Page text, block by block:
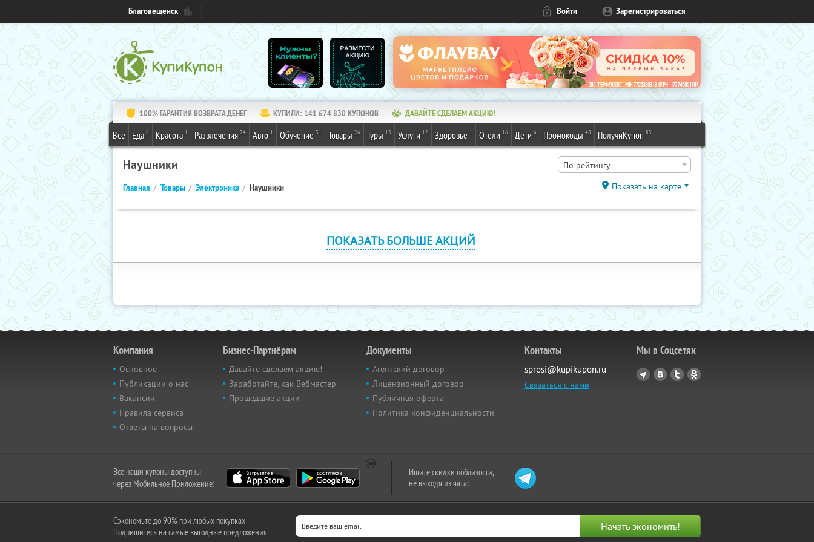
Благовещенск Войти Зарегистрироваться
100% ГАРАНТИЯ ВОЗВРАТА ДЕНЕГ КУПИЛИ: 141 674 830КУПОНОВ ДАВАЙТЕ СДЕЛАЕМ АКЦИЮ!
Все Еда 6 Красота 1 Развлечения 24 Авто 1 Обучение 31 Товары 26 Туры 13 Услуги 12 Здоровье 1 Отели 16 Дети 6 Промокоды 48 ПолучиКупон 83
Наушники По рейтингу
Главная Товары Электроника Наушники Показать на карте
ПОКАЗАТЬ БОЛЬШЕ АКЦИЙ
Компания
Основное
Публикации о нас
Вакансии
Правила сервиса
Ответы на вопросы
Бизнес-Партнёрам
Давайте сделаем акцию!
Заработайте, как Вебмастер
Прошедшие акции
Документы
Агентский договор
Лицензионный договор
Публичная оферта
Политика конфиденциальности
Контакты
sprosi@kupikupon.ru
Связаться с нами
Мы в Соцсетях
Все наши купоны доступны
через Мобильное Приложение:
Ищите скидки поблизости,
не выходя из чата:
Сэкономьте до 90% при любых покупках
Подпишитесь на самые выгодные предложения